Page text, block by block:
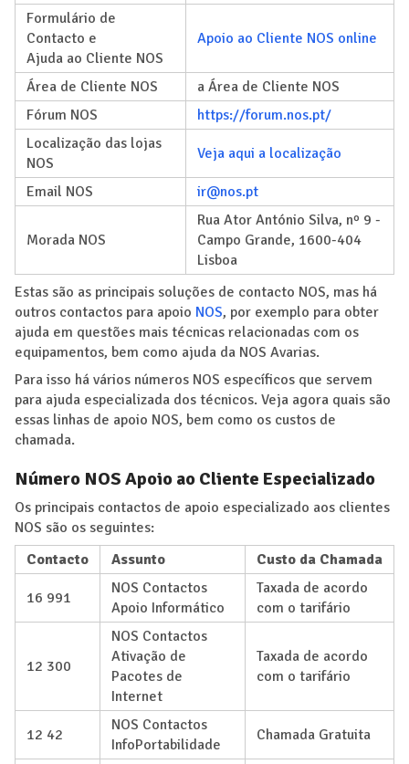
Formulário de
Contacto e
Ajuda ao Cliente NOS
Apoio ao Cliente NOS online
Área de Cliente NOS
a Área de Cliente NOS
Fórum NOS
https://forum.nos.pt/
Localização das lojas
NOS
Veja aqui a localização
Email NOS ir@nos.pt
Morada NOS
Rua Ator António Silva, nº 9 -
Campo Grande, 1600-404
Lisboa
Estas são as principais soluções de contacto NOS, mas há
outros contactos para apoio NOS, por exemplo para obter
ajuda em questões mais técnicas relacionadas com os
equipamentos, bem como ajuda da NOS Avarias.
Para isso há vários números NOS específicos que servem
para ajuda especializada dos técnicos. Veja agora quais são
essas linhas de apoio NOS, bem como os custos de
chamada.
Número NOS Apoio ao Cliente Especializado
Os principais contactos de apoio especializado aos clientes
NOS são os seguintes:
Contacto
Assunto Custo da Chamada
16 991
NOS Contactos
Apoio Informático
Taxada de acordo
com o tarifário
12 300
NOS Contactos
Ativação de
Pacotes de
Internet
Taxada de acordo
com o tarifário
12 42
NOS Contactos
InfoPortabilidade
Chamada Gratuita